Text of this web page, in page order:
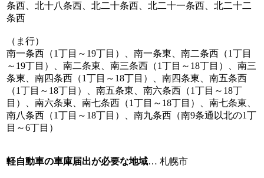
条西、北十八条西、北二十条西、北二十一条西、北二十二
条西
（ま行）
南一条西（1丁目～19丁目）、南一条東、南二条西（1丁目
～19丁目）、南二条東、南三条西（1丁目～18丁目）、南三
条東、南四条西（1丁目～18丁目）、南四条東、南五条西
（1丁目～18丁目）、南五条東、南六条西（1丁目～18丁
目）、南六条東、南七条西（1丁目～18丁目）、南七条東、
南八条西（1丁目～18丁目）、南九条西（南9条通以北の1丁
目～6丁目）
軽自動車の車庫届出が必要な地域… 札幌市